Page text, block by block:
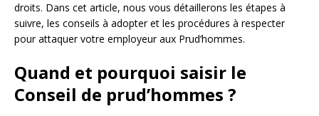
droits. Dans cet article, nous vous détaillerons les étapes à
suivre, les conseils à adopter et les procédures à respecter
pour attaquer votre employeur aux Prud’hommes.
Quand et pourquoi saisir le
Conseil de prud’hommes ?